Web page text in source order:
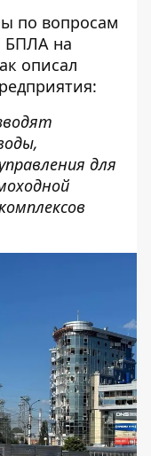
по вопросам
БПЛА на
описал
для